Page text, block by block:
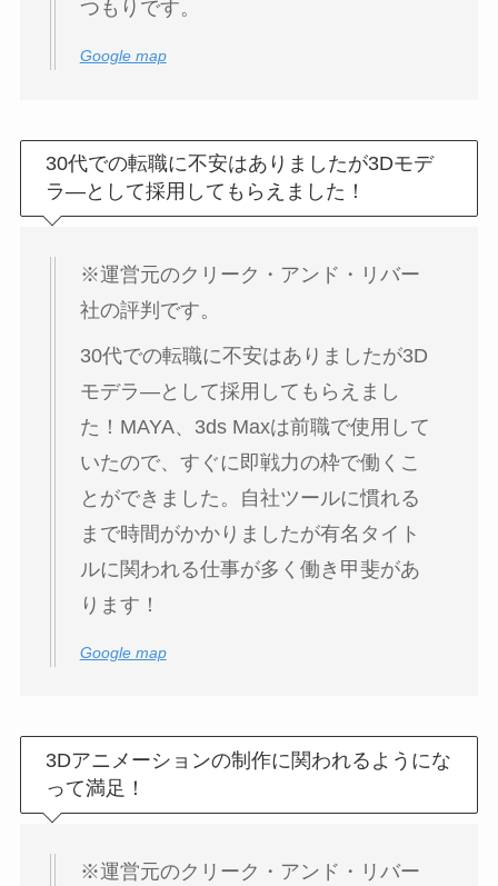
つもりです。
Google map
30代での転職に不安はありましたが3Dモデ
ラ―として採用してもらえました！
※運営元のクリーク・アンド・リバー
社の評判です。
30代での転職に不安はありましたが3D
モデラ―として採用してもらえまし
た！MAYA、3ds Maxは前職で使用して
いたので、すぐに即戦力の枠で働くこ
とができました。自社ツールに慣れる
まで時間がかかりましたが有名タイト
ルに関われる仕事が多く働き甲斐があ
ります！
Google map
3Dアニメーションの制作に関われるようにな
って満足！
※運営元のクリーク・アンド・リバー